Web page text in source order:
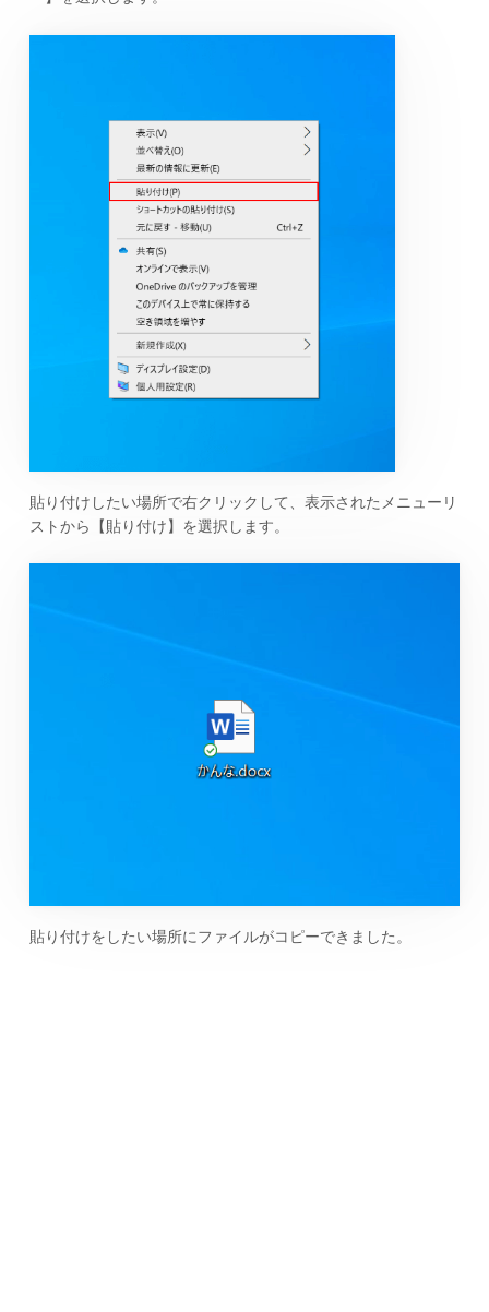
貼り付けしたい場所で右クリックして、表示されたメニューリ
ストから【貼り付け】を選択します。
貼り付けをしたい場所にファイルがコピーできました。